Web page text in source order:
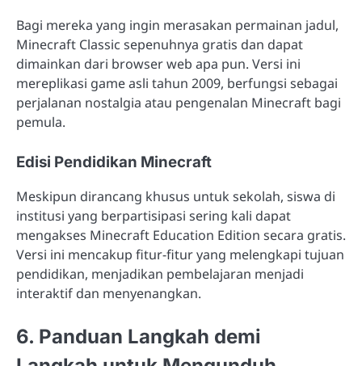
Bagi mereka yang ingin merasakan permainan jadul,
Minecraft Classic sepenuhnya gratis dan dapat
dimainkan dari browser web apa pun. Versi ini
mereplikasi game asli tahun 2009, berfungsi sebagai
perjalanan nostalgia atau pengenalan Minecraft bagi
pemula.
Edisi Pendidikan Minecraft
Meskipun dirancang khusus untuk sekolah, siswa di
institusi yang berpartisipasi sering kali dapat
mengakses Minecraft Education Edition secara gratis.
Versi ini mencakup fitur-fitur yang melengkapi tujuan
pendidikan, menjadikan pembelajaran menjadi
interaktif dan menyenangkan.
6. Panduan Langkah demi